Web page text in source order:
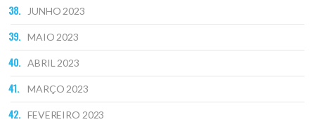
JUNHO 2023
MAIO 2023
ABRIL 2023
MARÇO 2023
FEVEREIRO 2023